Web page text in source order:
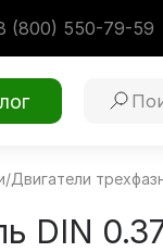
(800) 550-79-59
/Двигатели
DIN